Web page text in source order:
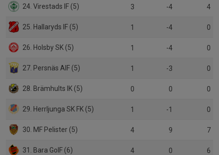
24. Virestads IF (5) 3 -4 4
25. Hallaryds IF (5) 1 -4 0
26. Holsby SK (5) 1 -4 0
27. Persnäs AIF (5) 1 -3 0
28. Brämhults IK (5) 0 0 0
29. Herrljunga SK FK (5) 1 -1 0
30. MF Pelister (5) 4 9 7
31. Bara GoIF (6) 4 0 6